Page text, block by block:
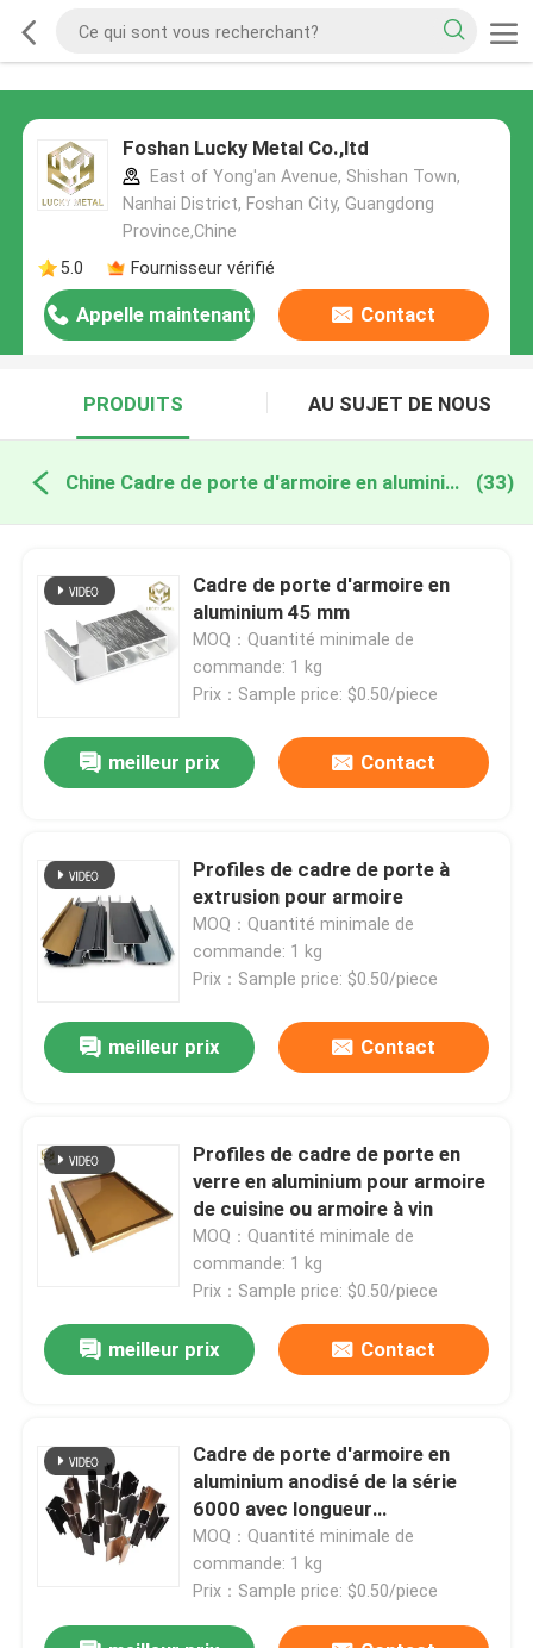
Foshan Lucky Metal Co.,ltd
East of Yong'an Avenue, Shishan Town,
Nanhai District, Foshan City, Guangdong
Province,Chine
5.0
Fournisseur vérifié
Appelle maintenant Contact
PRODUITS AU SUJET DE NOUS
Chine Cadre de porte d'armoire en aluminium (33)
Cadre de porte d'armoire en
aluminium 45 mm
MOQ：Quantité minimale de
commande: 1 kg
Prix：Sample price: $0.50/piece
meilleur prix Contact
Profiles de cadre de porte à
extrusion pour armoire
MOQ：Quantité minimale de
commande: 1 kg
Prix：Sample price: $0.50/piece
meilleur prix Contact
Profiles de cadre de porte en
verre en aluminium pour armoire
de cuisine ou armoire à vin
MOQ：Quantité minimale de
commande: 1 kg
Prix：Sample price: $0.50/piece
meilleur prix Contact
Cadre de porte d'armoire en
aluminium anodisé de la série
6000 avec longueur
personnalisée pour armoires de
cuisine
MOQ：Quantité minimale de
commande: 1 kg
Prix：Sample price: $0.50/piece